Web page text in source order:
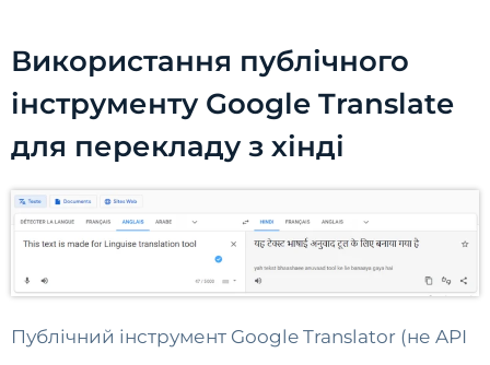
Використання публічного
інструменту Google Translate
для перекладу з хінді
Публічний інструмент Google Translator (не API